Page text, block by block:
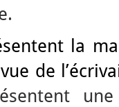
la
de